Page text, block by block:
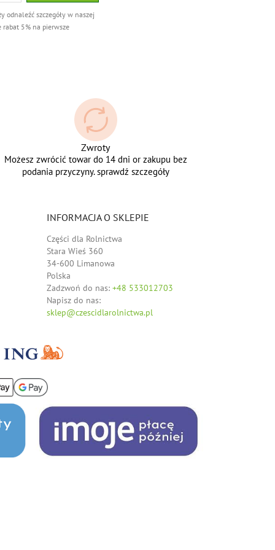
odnaleźć szczegóły w naszej
5% na pierwsze
Zwroty
Możesz zwrócić towar do 14 dni or zakupu bez
podania przyczyny. sprawdź szczegóły
INFORMACJA O SKLEPIE
Części dla Rolnictwa
Stara Wieś 360
34-600 Limanowa
Polska
Zadzwoń do nas: +48 533012703
Napisz do nas:
sklep@czescidlarolnictwa.pl